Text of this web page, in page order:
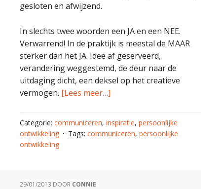
gesloten en afwijzend.
In slechts twee woorden een JA en een NEE.
Verwarrend! In de praktijk is meestal de MAAR
sterker dan het JA. Idee af geserveerd,
verandering weggestemd, de deur naar de
uitdaging dicht, een deksel op het creatieve
vermogen. [Lees meer…]
Categorie: communiceren, inspiratie, persoonlijke
ontwikkeling
Tags: communiceren, persoonlijke
ontwikkeling
29/01/2013 DOOR CONNIE